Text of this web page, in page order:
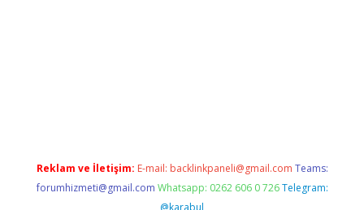
Reklam ve İletişim: E-mail: backlinkpaneli@gmail.com Teams:
forumhizmeti@gmail.com Whatsapp: 0262 606 0 726 Telegram:
@karabul